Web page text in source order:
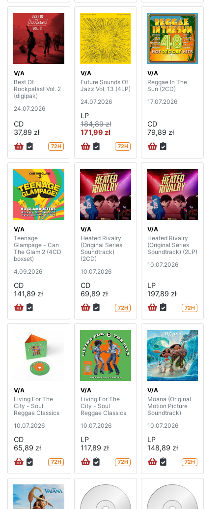
V/A
Best Of
Rockpalast Vol. 2
(digipak)
24.07.2026
CD
37,89 zł
72H
V/A
Future Sounds Of
Jazz Vol. 13 (4LP)
24.07.2026
LP
184,89 zł
171,99 zł
72H
V/A
Reggae In The
Sun (2CD)
17.07.2026
CD
79,89 zł
V/A
Teenage
Glampage - Can
The Glam 2 (4CD
boxset)
4.09.2026
CD
141,89 zł
V/A
Heated Rivalry
(Original Series
Soundtrack)
(2CD)
10.07.2026
CD
69,89 zł
72H
V/A
Heated Rivalry
(Original Series
Soundtrack) (2LP)
10.07.2026
LP
197,89 zł
72H
V/A
Living For The
City - Soul
Reggae Classics
10.07.2026
CD
65,89 zł
72H
V/A
Living For The
City - Soul
Reggae Classics
10.07.2026
LP
117,89 zł
72H
V/A
Moana (Original
Motion Picture
Soundtrack)
10.07.2026
LP
148,89 zł
72H